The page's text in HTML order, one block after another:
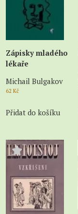
Zápisky mladého
lékaře
Michail Bulgakov
62 Kč
Přidat do košíku